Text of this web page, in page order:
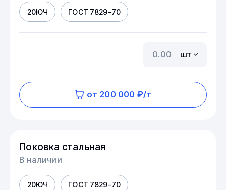
20ЮЧ ГОСТ 7829-70
шт
от 200 000 ₽/т
Поковка стальная
В наличии
20ЮЧ ГОСТ 7829-70